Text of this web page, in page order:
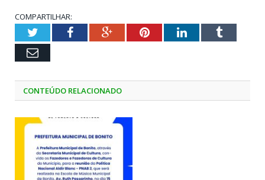
COMPARTILHAR:
TwitterFacebookGoogle+PinterestLinkedInTumblr
Email
CONTEÚDO RELACIONADO